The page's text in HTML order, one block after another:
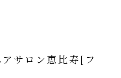
サロン恵比寿[フ